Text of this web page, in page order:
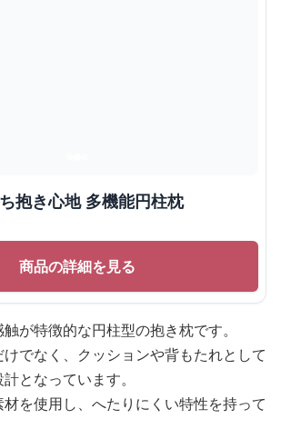
抱き心地 多機能円柱枕
商品の詳細を見る
が特徴的な円柱型の抱き枕です。
でなく、クッションや背もたれとして
となっています。
を使用し、へたりにくい特性を持って